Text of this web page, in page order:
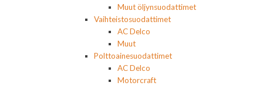
Muut öljynsuodattimet
Vaihteistosuodattimet
AC Delco
Muut
Polttoainesuodattimet
AC Delco
Motorcraft